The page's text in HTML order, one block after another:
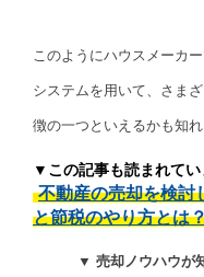
このようにハウスメーカ
システムを用いて、さま
徴の一つといえるかも知れ
▼この記事も読まれてい
不動産の売却を検討
と節税のやり方とは
▼ 売却ノウハウが